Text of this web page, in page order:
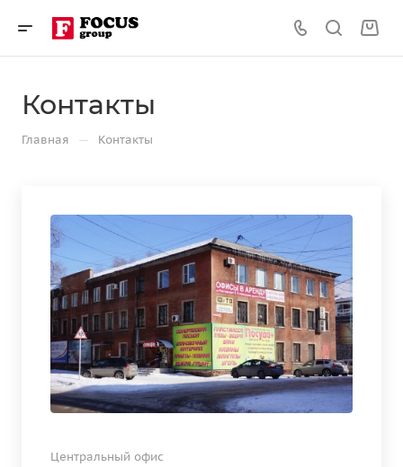
Контакты
Главная — Контакты
Центральный офис